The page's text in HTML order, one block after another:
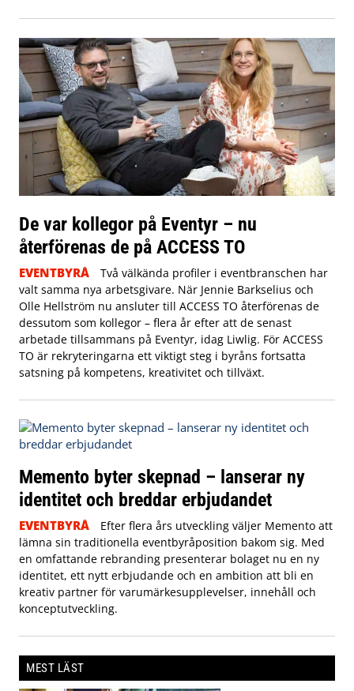
De var kollegor på Eventyr – nu
återförenas de på ACCESS TO
EVENTBYRÅ
Två välkända profiler i eventbranschen har
valt samma nya arbetsgivare. När Jennie Barkselius och
Olle Hellström nu ansluter till ACCESS TO återförenas de
dessutom som kollegor – flera år efter att de senast
arbetade tillsammans på Eventyr, idag Liwlig. För ACCESS
TO är rekryteringarna ett viktigt steg i byråns fortsatta
satsning på kompetens, kreativitet och tillväxt.
Memento byter skepnad – lanserar ny
identitet och breddar erbjudandet
EVENTBYRÅ
Efter flera års utveckling väljer Memento att
lämna sin traditionella eventbyråposition bakom sig. Med
en omfattande rebranding presenterar bolaget nu en ny
identitet, ett nytt erbjudande och en ambition att bli en
kreativ partner för varumärkesupplevelser, innehåll och
konceptutveckling.
MEST LÄST